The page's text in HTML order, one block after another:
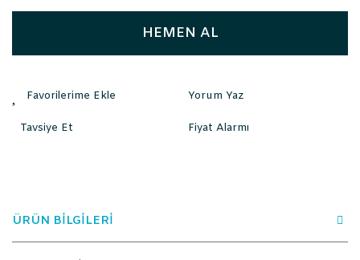
HEMEN AL
Yorum Yaz
Tavsiye Et Fiyat Alarmı
ÜRÜN BİLGİLERİ